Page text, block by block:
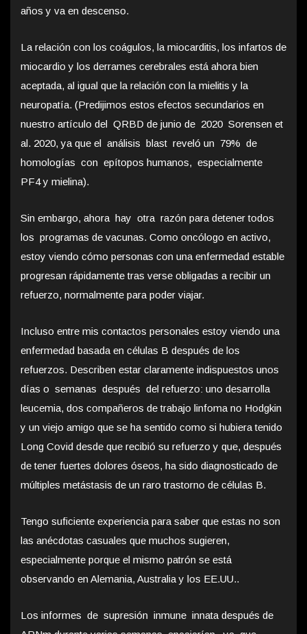
años y va en descenso.
La relación con los coágulos, la miocarditis, los infartos de
miocardio y los derrames cerebrales está ahora bien
aceptada, al igual que la relación con la mielitis y la
neuropatía. (Predijimos estos efectos secundarios en
nuestro artículo del QRBD de junio de 2020 Sorensen et
al. 2020, ya que el análisis blast reveló un 79% de
homologías con epítopos humanos, especialmente
PF4 y mielina).
Sin embargo, ahora hay otra razón para detener todos
los programas de vacunas. Como oncólogo en activo,
estoy viendo cómo personas con una enfermedad estable
progresan rápidamente tras verse obligadas a recibir un
refuerzo, normalmente para poder viajar.
Incluso entre mis contactos personales estoy viendo una
enfermedad basada en células B después de los
refuerzos. Describen estar claramente indispuestos unos
días o semanas después del refuerzo: uno desarrolla
leucemia, dos compañeros de trabajo linfoma no Hodgkin
y un viejo amigo que se ha sentido como si hubiera tenido
Long Covid desde que recibió su refuerzo y que, después
de tener fuertes dolores óseos, ha sido diagnosticado de
múltiples metástasis de un raro trastorno de células B.
Tengo suficiente experiencia para saber que estas no son
las anécdotas casuales que muchos sugieren,
especialmente porque el mismo patrón se está
observando en Alemania, Australia y los EE.UU..
Los informes de supresión inmune innata después de